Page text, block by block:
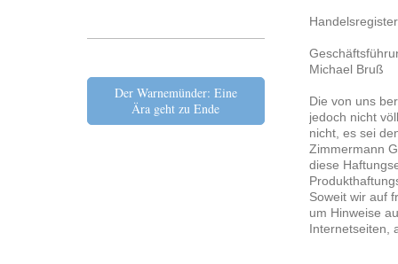
Michael Bruß
Die von uns
jedoch nicht
nicht, es sei
Zimmermann
diese
Soweit wir auf
um Hinweise
Internetseiten,
Der Warnemünder: Eine
Ära geht zu Ende